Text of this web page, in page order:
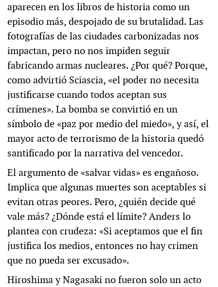
aparecen en los libros de historia como un
episodio más, despojado de su brutalidad. Las
fotografías de las ciudades carbonizadas nos
impactan, pero no nos impiden seguir
fabricando armas nucleares. ¿Por qué? Porque,
como advirtió Sciascia, «el poder no necesita
justificarse cuando todos aceptan sus
crímenes». La bomba se convirtió en un
símbolo de «paz por medio del miedo», y así, el
mayor acto de terrorismo de la historia quedó
santificado por la narrativa del vencedor.
El argumento de «salvar vidas» es engañoso.
Implica que algunas muertes son aceptables si
evitan otras peores. Pero, ¿quién decide qué
vale más? ¿Dónde está el límite? Anders lo
plantea con crudeza: «Si aceptamos que el fin
justifica los medios, entonces no hay crimen
que no pueda ser excusado».
Hiroshima y Nagasaki no fueron solo un acto